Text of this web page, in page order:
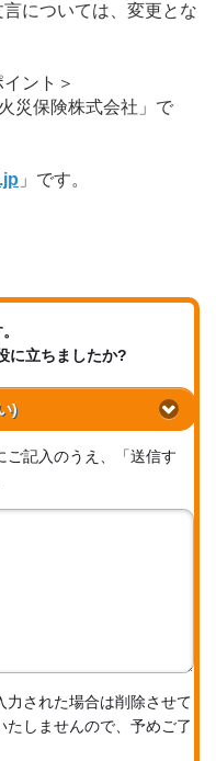
については、変更とな
ント＞
災保険株式会社」で
」です。
に立ちましたか?
)
ご記入のうえ、「送信す
力された場合は削除させて
しませんので、予めご了